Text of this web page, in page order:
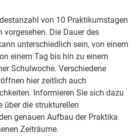
von 10 Praktikumstagen
Die Dauer des
unterschiedlich sein, von einem
einem Tag bis hin zu einem
Schulwoche. Verschiedene
hier zeitlich auch
Informieren Sie sich dazu
über die strukturellen
genauen Aufbau der Praktika
Zeiträume.